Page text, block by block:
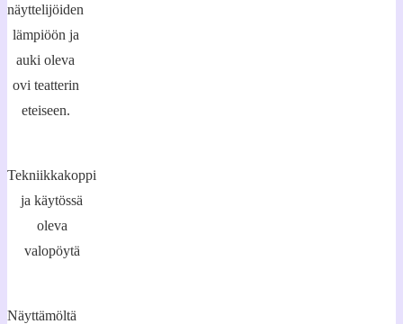
näyttelijöiden
lämpiöön ja
auki oleva
ovi teatterin
eteiseen.
Tekniikkakoppi
ja käytössä
oleva
valopöytä
Näyttämöltä